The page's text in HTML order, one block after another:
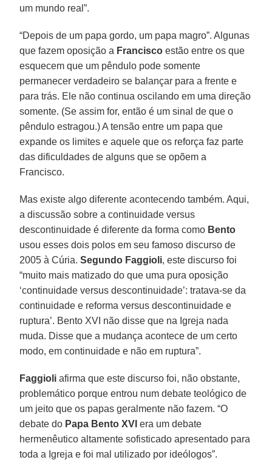
um mundo real”.
“Depois de um papa gordo, um papa magro”. Algunas
que fazem oposição a Francisco estão entre os que
esquecem que um pêndulo pode somente
permanecer verdadeiro se balançar para a frente e
para trás. Ele não continua oscilando em uma direção
somente. (Se assim for, então é um sinal de que o
pêndulo estragou.) A tensão entre um papa que
expande os limites e aquele que os reforça faz parte
das dificuldades de alguns que se opõem a
Francisco.
Mas existe algo diferente acontecendo também. Aqui,
a discussão sobre a continuidade versus
descontinuidade é diferente da forma como Bento
usou esses dois polos em seu famoso discurso de
2005 à Cúria.Segundo Faggioli, este discurso foi
“muito mais matizado do que uma pura oposição
‘continuidade versus descontinuidade’: tratava-se da
continuidade e reforma versus descontinuidade e
ruptura’. Bento XVI não disse que na Igreja nada
muda. Disse que a mudança acontece de um certo
modo, em continuidade e não em ruptura”.
Faggioli afirma que este discurso foi, não obstante,
problemático porque entrou num debate teológico de
um jeito que os papas geralmente não fazem. “O
debate do Papa Bento XVI era um debate
hermenêutico altamente sofisticado apresentado para
toda a Igreja e foi mal utilizado por ideólogos”.